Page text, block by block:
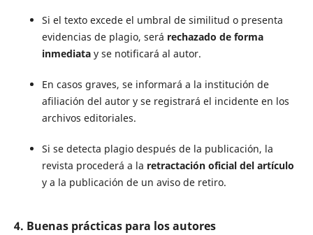
Si el texto excede el umbral de similitud o presenta
evidencias de plagio, será rechazado de forma
inmediatay se notificará al autor.
En casos graves, se informará a la institución de
afiliación del autor y se registrará el incidente en los
archivos editoriales.
Si se detecta plagio después de la publicación, la
revista procederá a la retractación oficial del artículo
y a la publicación de un aviso de retiro.
4. Buenas prácticas para los autores